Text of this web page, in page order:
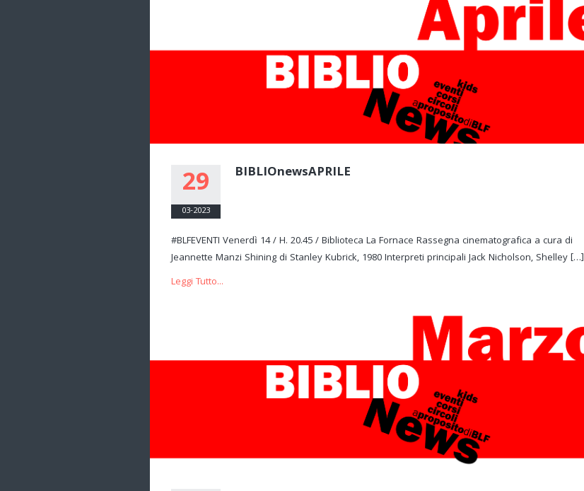
29
03-2023
BIBLIOnewsAPRILE
#BLFEVENTI Venerdì 14 / H. 20.45 / Biblioteca La Fornace Rassegna cinematografica a cura di
Jeannette Manzi Shining di Stanley Kubrick, 1980 Interpreti principali Jack Nicholson, Shelley […]
Leggi Tutto...